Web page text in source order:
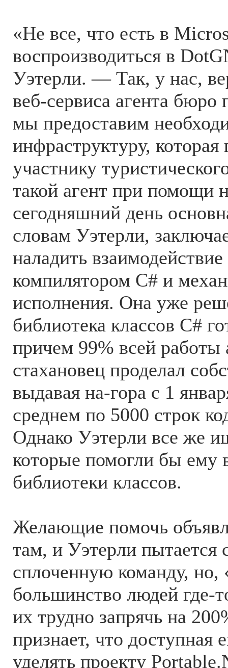
«Не все, что есть в
воспроизводиться в
Уэтерли. — Так, у нас,
веб-сервиса агента
мы предоставим
инфраструктуру,
участнику
такой агент при
сегодняшний день
словам Уэтерли,
наладить
компилятором C# и
исполнения. Она уже
библиотека классов C#
причем 99% всей работы
стахановец проделал
выдавая на-гора с 1
среднем по 5000 строк
Однако Уэтерли все же
которые помогли бы ему
библиотеки классов.
Желающие помочь
там, и Уэтерли пытается
сплоченную команду, но,
большинство людей где-
их трудно запрячь на
признает, что доступная
уделять проекту